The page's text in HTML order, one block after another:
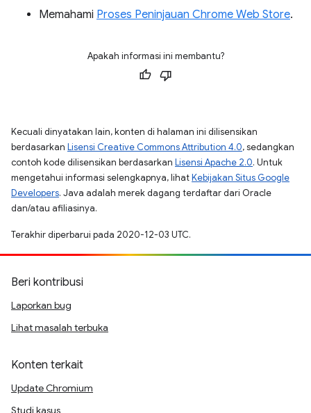
Memahami Proses Peninjauan Chrome Web Store.
Apakah informasi ini membantu?
Kecuali dinyatakan lain, konten di halaman ini dilisensikan
berdasarkan Lisensi Creative Commons Attribution 4.0, sedangkan
contoh kode dilisensikan berdasarkan Lisensi Apache 2.0. Untuk
mengetahui informasi selengkapnya, lihatKebijakan Situs Google
Developers. Java adalah merek dagang terdaftar dari Oracle
dan/atau afiliasinya.
Terakhir diperbarui pada 2020-12-03 UTC.
Beri kontribusi
Laporkan bug
Lihat masalah terbuka
Konten terkait
Update Chromium
Studi kasus